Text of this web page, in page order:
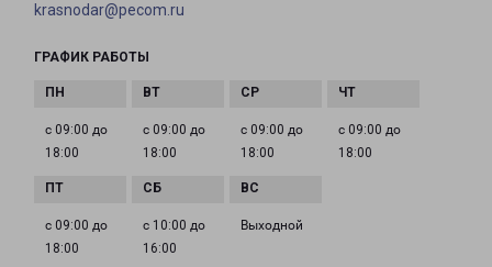
krasnodar@pecom.ru
ГРАФИК РАБОТЫ
с 09:00 до
18:00
с 09:00 до
18:00
с 09:00 до
18:00
с 09:00 до
18:00
с 09:00 до
18:00
с 10:00 до
16:00
Выходной